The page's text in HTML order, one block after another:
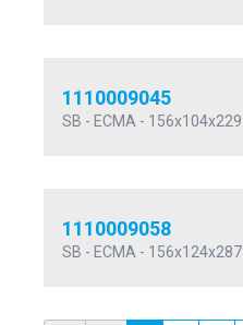
1110009045
SB - ECMA - 156x104x229
1110009058
SB - ECMA - 156x124x287